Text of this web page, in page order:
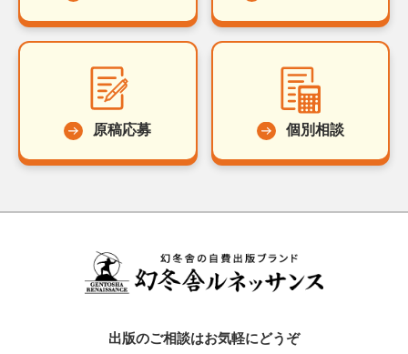
原稿応募 個別相談
出版のご相談はお気軽にどうぞ